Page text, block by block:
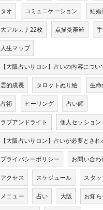
タオ コミュニケーション 結婚
大アルカナ22枚 点描曼荼羅
人生マップ
【大阪占いサロン】占いの内容につい
霊的成長 タロットぬり絵 生命
占術 ヒーリング 占い師
ラブアンドライト 個人セッション
【大阪占いサロン】占いが必要とされ
プライバシーポリシー お問い合わ
アクセス スケジュール スタッ
メニュー 占い 大阪 お知